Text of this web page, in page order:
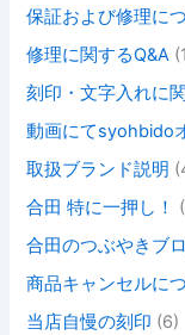
保証および修理に
修理に関するQ&A
刻印・文字入れに
動画にてsyohbido
取扱ブランド説明
合田 特に一押し！
合田のつぶやきブ
商品キャンセルに
当店自慢の刻印 (6)